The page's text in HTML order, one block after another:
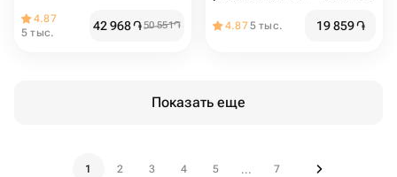
4.87
5 тыс.
42 968֏50 551֏ 4.875 тыс. 19 859֏
Показать еще
1 2 3 4 5 ... 7